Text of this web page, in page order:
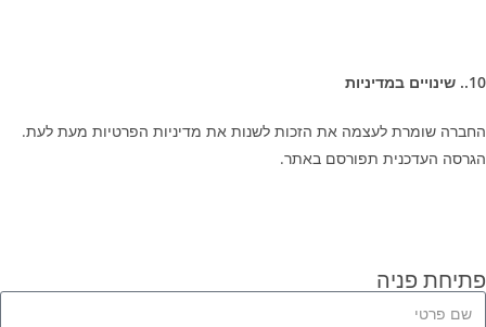
10. . שינויים במדיניות
החברה שומרת לעצמה את הזכות לשנות את מדיניות הפרטיות מעת לעת.
הגרסה העדכנית תפורסם באתר.
פתיחת פניה